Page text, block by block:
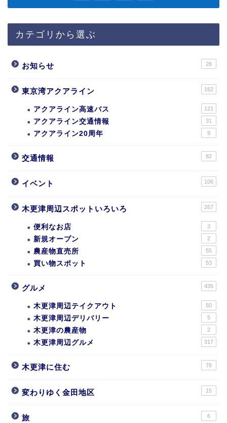
カテゴリから選ぶ
お知らせ 26
東京湾アクアライン 162
アクアライン高速バス 121
アクアライン交通情報 31
アクアライン20周年 9
交通情報 82
イベント 106
木更津周辺スポットいろいろ 267
便利なお店 3
新規オープン 2
農産物直売所 55
買い物スポット 53
グルメ 435
木更津周辺テイクアウト 50
木更津周辺デリバリー 5
木更津の農産物 2
木更津周辺グルメ 317
木更津に住む 76
変わりゆく金田地区 15
旅 6